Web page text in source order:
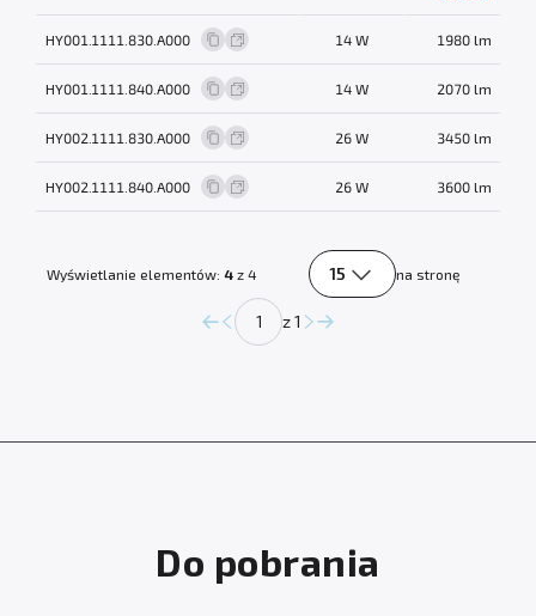
HY001.1111.830.A000 14 W 1980 lm
HY001.1111.840.A000 14 W 2070 lm
HY002.1111.830.A000 26 W 3450 lm
HY002.1111.840.A000 26 W 3600 lm
Wyświetlanie elementów: 4 z 4
z 1
15 na stronę
Do pobrania